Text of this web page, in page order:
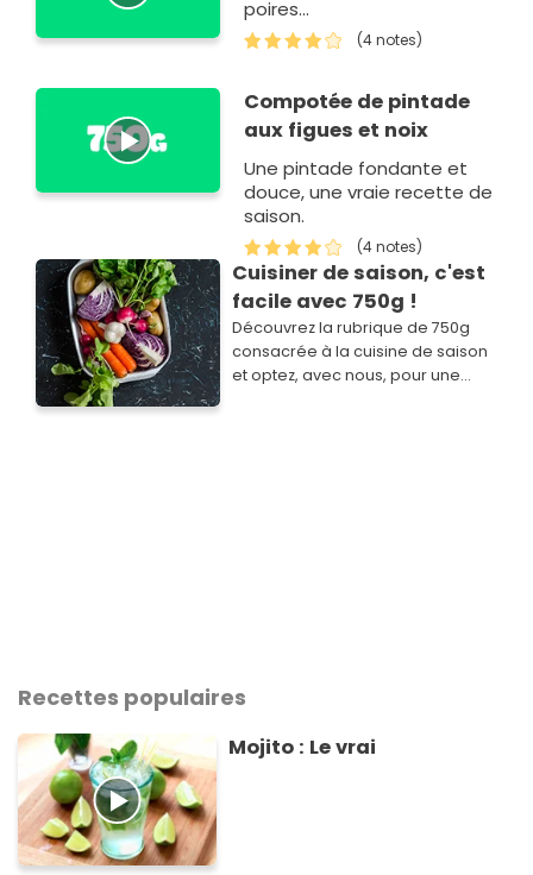
poires...
(4 notes)
Compotée de pintade
aux figues et noix
Une pintade fondante et
douce, une vraie recette de
saison.
(4 notes)
Cuisiner de saison, c'est
facile avec 750g !
Découvrez la rubrique de 750g
consacrée à la cuisine de saison
et optez, avec nous, pour une
Recettes populaires
Mojito : Le vrai